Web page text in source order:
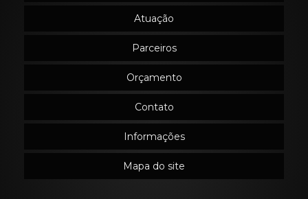
Atuação
Parceiros
Orçamento
Contato
Informações
Mapa do site